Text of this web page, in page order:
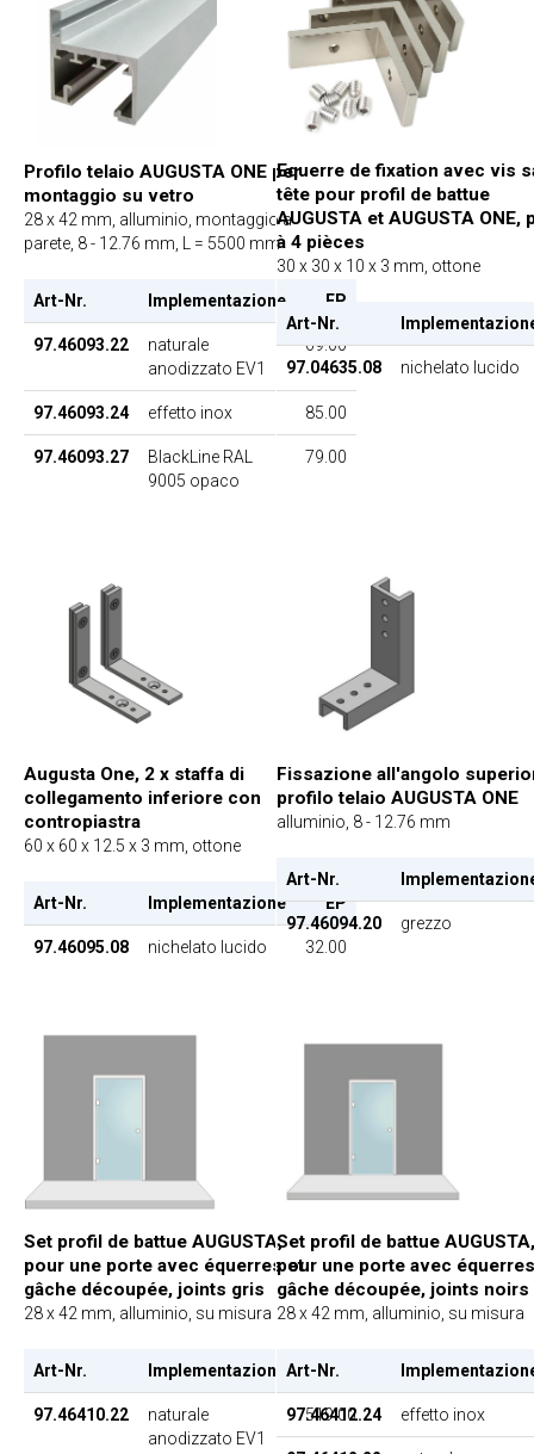
Profilo telaio AUGUSTA ONE per
montaggio su vetro
28 x 42 mm, alluminio, montaggio a
parete, 8 - 12.76 mm, L = 5500 mm
Art-Nr. Implementazione EP
97.46093.22
naturale
anodizzato EV1
69.00
97.46093.24 effetto inox 85.00
97.46093.27
BlackLine RAL
9005 opaco
79.00
Equerre de fixation avec vis
tête pour profil de battue
AUGUSTA et AUGUSTA ONE,
à 4 pièces
30 x 30 x 10 x 3 mm, ottone
Art-Nr.
97.04635.08 nichelato lucido
Augusta One, 2 x staffa di
collegamento inferiore con
contropiastra
60 x 60 x 12.5 x 3 mm, ottone
Art-Nr. Implementazione EP
97.46095.08 nichelato lucido 32.00
Fissazione all'angolo
profilo telaio AUGUSTA ONE
alluminio, 8 - 12.76 mm
Art-Nr.
97.46094.20 grezzo
Set profil de battue AUGUSTA,
pour une porte avec équerres et
gâche découpée, joints gris
28 x 42 mm, alluminio, su misura
Art-Nr. Implementazione EP
97.46410.22
naturale
anodizzato EV1
519.00
Set profil de battue AUGUSTA,
pour une porte avec
gâche découpée, joints noirs
28 x 42 mm, alluminio, su misura
Art-Nr.
97.46412.24 effetto inox